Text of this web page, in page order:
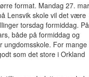
format. Mandag 27.
Lensvik skole vil det være
torsdag formiddag. På
både på formiddag og
ungdomsskole. For
som det store i Orkland